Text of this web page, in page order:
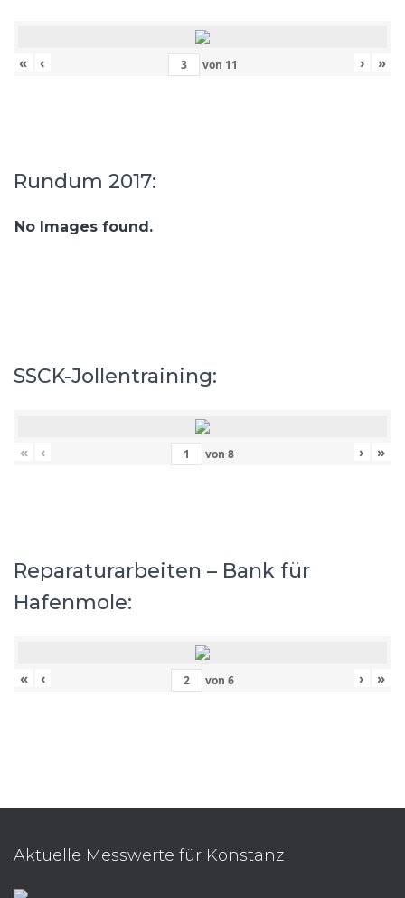
« ‹ von 11 › »
Rundum 2017:
No Images found.
SSCK-Jollentraining:
« ‹ von 8 › »
Reparaturarbeiten – Bank für
Hafenmole:
« ‹ von 6 › »
Aktuelle Messwerte für Konstanz